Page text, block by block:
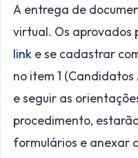
A entrega de
virtual. Os aprovados
link e se cadastrar
no item 1
e seguir as
procedimento,
formulários e anexar